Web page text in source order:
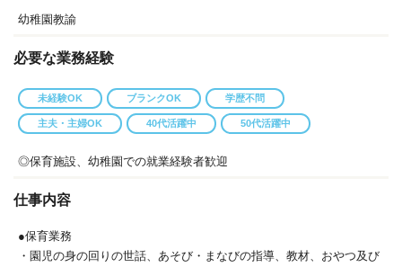
幼稚園教諭
必要な業務経験
未経験OK ブランクOK 学歴不問
主夫・主婦OK 40代活躍中 50代活躍中
◎保育施設、幼稚園での就業経験者歓迎
仕事内容
●保育業務
・園児の身の回りの世話、あそび・まなびの指導、教材、おやつ及び